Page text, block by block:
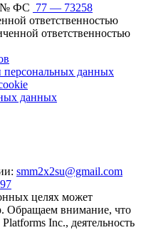
№ ФС 77 — 73258
ответственностью
ответственностью
данных
данных
smm2x2su@gmail.com
целях может
Обращаем внимание, что
Inc., деятельность